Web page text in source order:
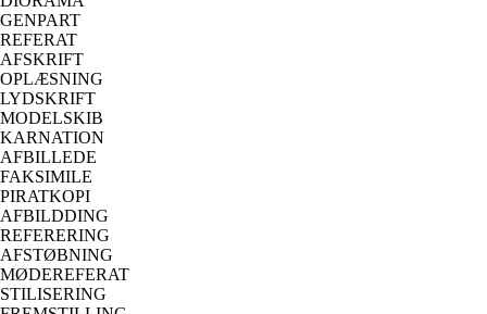
GENPART
REFERAT
AFSKRIFT
OPLÆSNING
LYDSKRIFT
MODELSKIB
KARNATION
AFBILLEDE
FAKSIMILE
PIRATKOPI
AFBILDDING
REFERERING
AFSTØBNING
MØDEREFERAT
STILISERING